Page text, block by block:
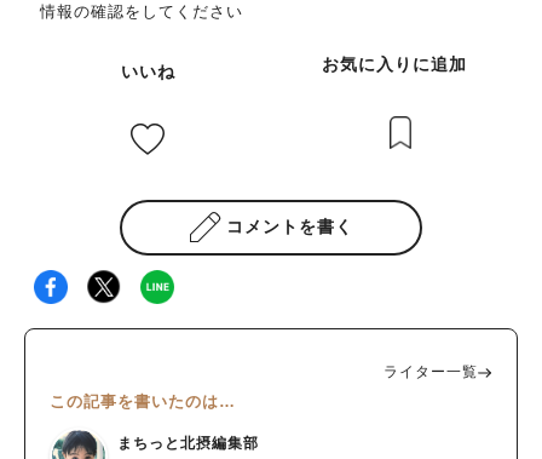
情報の確認をしてください
いいね お気に入りに追加
コメントを書く
ライター一覧
この記事を書いたのは…
まちっと北摂編集部